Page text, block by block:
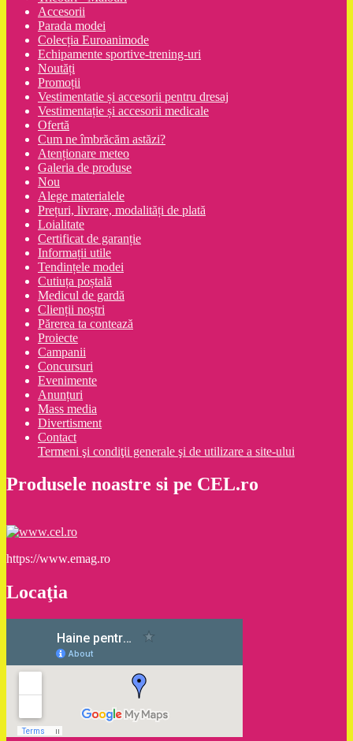
Accesorii
Parada modei
Colecția Euroanimode
Echipamente sportive-trening-uri
Noutăți
Promoții
Vestimentatie și accesorii pentru dresaj
Vestimentație și accesorii medicale
Ofertă
Cum ne îmbrăcăm astăzi?
Atenționare meteo
Galeria de produse
Nou
Alege materialele
Prețuri, livrare, modalități de plată
Loialitate
Certificat de garanție
Informații utile
Tendințele modei
Cutiuța poștală
Medicul de gardă
Clienții noștri
Părerea ta contează
Proiecte
Campanii
Concursuri
Evenimente
Anunțuri
Mass media
Divertisment
Contact
Termeni şi condiţii generale şi de utilizare a site-ului
Produsele noastre si pe CEL.ro
https://www.emag.ro
Locaţia